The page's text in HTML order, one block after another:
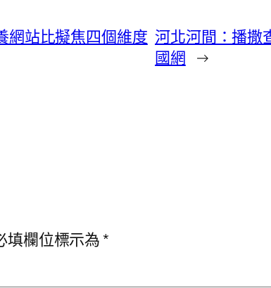
網站比擬焦四個維度 河北河間：播撒
國網 →
填欄位標示為*